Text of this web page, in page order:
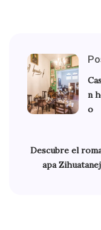
n
o
Descubre el
apa